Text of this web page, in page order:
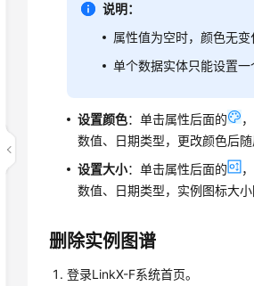
说明：
属性值为空时，颜色无变
单个数据实体只能设置一
设置颜色：单击属性后面的
数值、日期类型，更改颜色后
设置大小：单击属性后面的
数值、日期类型，实例图标大
删除实例图谱
登录LinkX-F系统首页。